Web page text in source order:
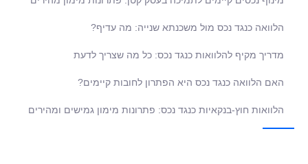
הלוואה כנגד נכס מול משכנתא שנייה: מה עדיף?
מדריך מקיף להלוואות כנגד נכס: כל מה שצריך לדעת
האם הלוואה כנגד נכס היא הפתרון לחובות קיימים?
הלוואות חוץ-בנקאיות כנגד נכס: פתרונות מימון גמישים ומהירים